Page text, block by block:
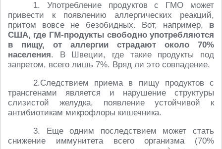
1. Употребление продуктов с ГМО может
привести к появлению аллергических реакций,
притом вовсе не безобидных. Вот, например, в
США, где ГМ-продукты свободно употребляются
в пищу, от аллергии страдают около 70%
населения. В Швеции, где такие продукты под
запретом, всего лишь 7%. Вряд ли это совпадение.
2.Следствием приема в пищу продуктов с
трансгенами является и нарушение структуры
слизистой желудка, появление устойчивой к
антибиотикам микрофлоры кишечника.
3. Еще одним последствием может стать
снижение иммунитета всего организма (70%